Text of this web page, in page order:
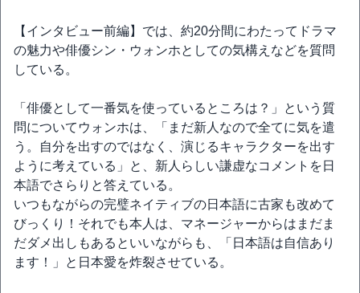
【インタビュー前編】では、約20分間にわたってドラマ
の魅力や俳優シン・ウォンホとしての気構えなどを質問
している。
「俳優として一番気を使っているところは？」という質
問についてウォンホは、「まだ新人なので全てに気を遣
う。自分を出すのではなく、演じるキャラクターを出す
ように考えている」と、新人らしい謙虚なコメントを日
本語でさらりと答えている。
いつもながらの完璧ネイティブの日本語に古家も改めて
びっくり！それでも本人は、マネージャーからはまだま
だダメ出しもあるといいながらも、「日本語は自信あり
ます！」と日本愛を炸裂させている。